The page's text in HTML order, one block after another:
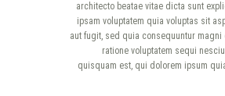
architecto beatae vitae dicta sunt
ipsam voluptatem quia voluptas sit
aut fugit, sed quia consequuntur
ratione voluptatem sequi
quisquam est, qui dolorem ipsum